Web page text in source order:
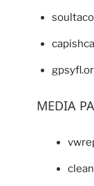
MEDIA